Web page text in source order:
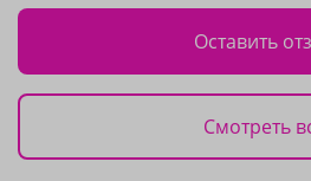
Оставить
Смотреть